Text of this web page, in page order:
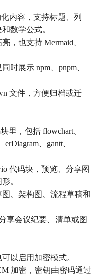
内容，支持标题、列
数学公式。
，也支持 Mermaid、
时展示 npm、pnpm、
文件，方便归档或迁
里，包括 flowchart、
erDiagram、gantt、
代码块，预览、分享图
。
、架构图、流程草稿和
享会议纪要、清单或图
以启用加密模式。
加密，密钥由密码通过